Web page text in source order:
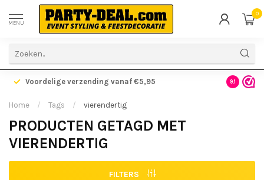
MENU
0
Voordelige verzending vanaf €5,95 Gratis
9.1
Home / Tags / vierendertig
PRODUCTEN GETAGD MET
VIERENDERTIG
FILTERS